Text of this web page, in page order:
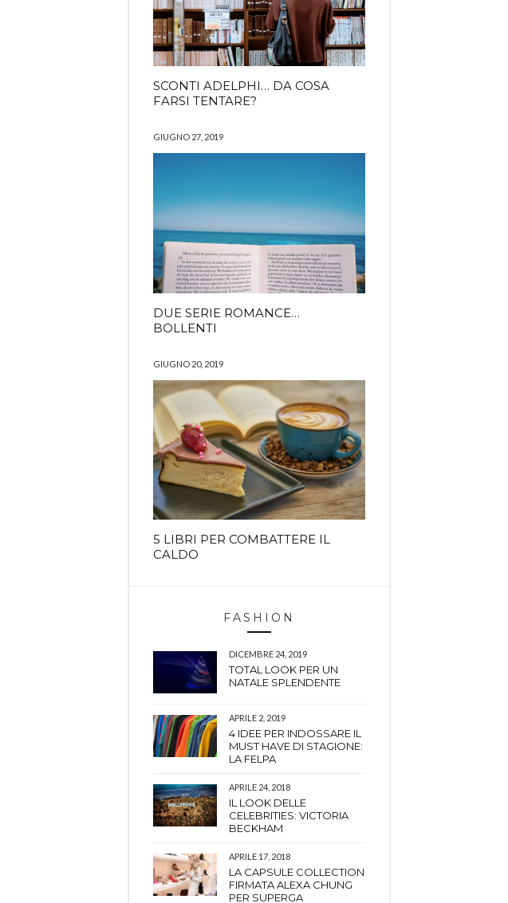
SCONTI ADELPHI… DA COSA
FARSI TENTARE?
GIUGNO 27, 2019
DUE SERIE ROMANCE…
BOLLENTI
GIUGNO 20, 2019
5 LIBRI PER COMBATTERE IL
CALDO
FASHION
DICEMBRE 24, 2019
TOTAL LOOK PER UN
NATALE SPLENDENTE
APRILE 2, 2019
4 IDEE PER INDOSSARE IL
MUST HAVE DI STAGIONE:
LA FELPA
APRILE 24, 2018
IL LOOK DELLE
CELEBRITIES: VICTORIA
BECKHAM
APRILE 17, 2018
LA CAPSULE COLLECTION
FIRMATA ALEXA CHUNG
PER SUPERGA